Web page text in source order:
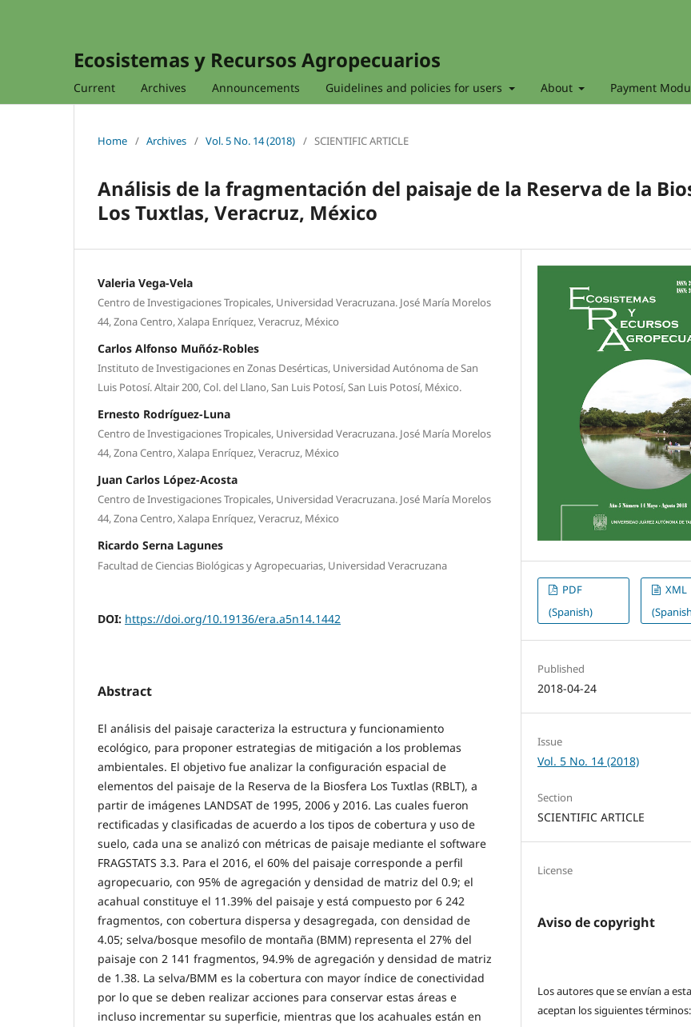
Ecosistemas y Recursos Agropecuarios
Current Archives Announcements Guidelines and policies for users About Payment
Home / Archives / Vol. 5 No. 14 (2018) / SCIENTIFIC ARTICLE
Análisis de la fragmentación del paisaje de la Reserva de la
Los Tuxtlas, Veracruz, México
Valeria Vega-Vela
Centro de Investigaciones Tropicales, Universidad Veracruzana. José María Morelos
44, Zona Centro, Xalapa Enríquez, Veracruz, México
Carlos Alfonso Muñóz-Robles
Instituto de Investigaciones en Zonas Desérticas, Universidad Autónoma de San
Luis Potosí. Altair 200, Col. del Llano, San Luis Potosí, San Luis Potosí, México.
Ernesto Rodríguez-Luna
Centro de Investigaciones Tropicales, Universidad Veracruzana. José María Morelos
44, Zona Centro, Xalapa Enríquez, Veracruz, México
Juan Carlos López-Acosta
Centro de Investigaciones Tropicales, Universidad Veracruzana. José María Morelos
44, Zona Centro, Xalapa Enríquez, Veracruz, México
Ricardo Serna Lagunes
Facultad de Ciencias Biológicas y Agropecuarias, Universidad Veracruzana
DOI: https://doi.org/10.19136/era.a5n14.1442
Abstract
El análisis del paisaje caracteriza la estructura y funcionamiento
ecológico, para proponer estrategias de mitigación a los problemas
ambientales. El objetivo fue analizar la configuración espacial de
elementos del paisaje de la Reserva de la Biosfera Los Tuxtlas (RBLT), a
partir de imágenes LANDSAT de 1995, 2006 y 2016. Las cuales fueron
rectificadas y clasificadas de acuerdo a los tipos de cobertura y uso de
suelo, cada una se analizó con métricas de paisaje mediante el software
FRAGSTATS 3.3. Para el 2016, el 60% del paisaje corresponde a perfil
agropecuario, con 95% de agregación y densidad de matriz del 0.9; el
acahual constituye el 11.39% del paisaje y está compuesto por 6 242
fragmentos, con cobertura dispersa y desagregada, con densidad de
4.05; selva/bosque mesofilo de montaña (BMM) representa el 27% del
paisaje con 2 141 fragmentos, 94.9% de agregación y densidad de matriz
de 1.38. La selva/BMM es la cobertura con mayor índice de conectividad
por lo que se deben realizar acciones para conservar estas áreas e
incluso incrementar su superficie, mientras que los acahuales están en
PDF
(Spanish)
XML
Published
2018-04-24
Issue
Vol. 5 No. 14 (2018)
Section
SCIENTIFIC ARTICLE
License
Aviso de copyright
Los autores que se envían a
aceptan los siguientes términos: